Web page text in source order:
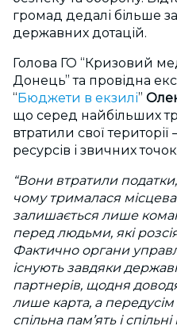
громад дедалі більше
державних дотацій.
Голова ГО “Кризовий
Донець” та провідна
“Бюджети в екзилі”
що серед найбільших
втратили свої
ресурсів і звичних
“Вони втратили
чому трималася
залишається лише
перед людьми, які
Фактично органи
існують завдяки
партнерів, щодня
лише карта, а
спільна пам’ять і